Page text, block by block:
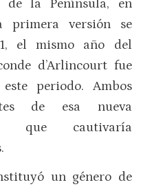
la Península, en
primera versión se
el mismo año del
d’Arlincourt fue
periodo. Ambos
de esa nueva
que cautivaría
un género de